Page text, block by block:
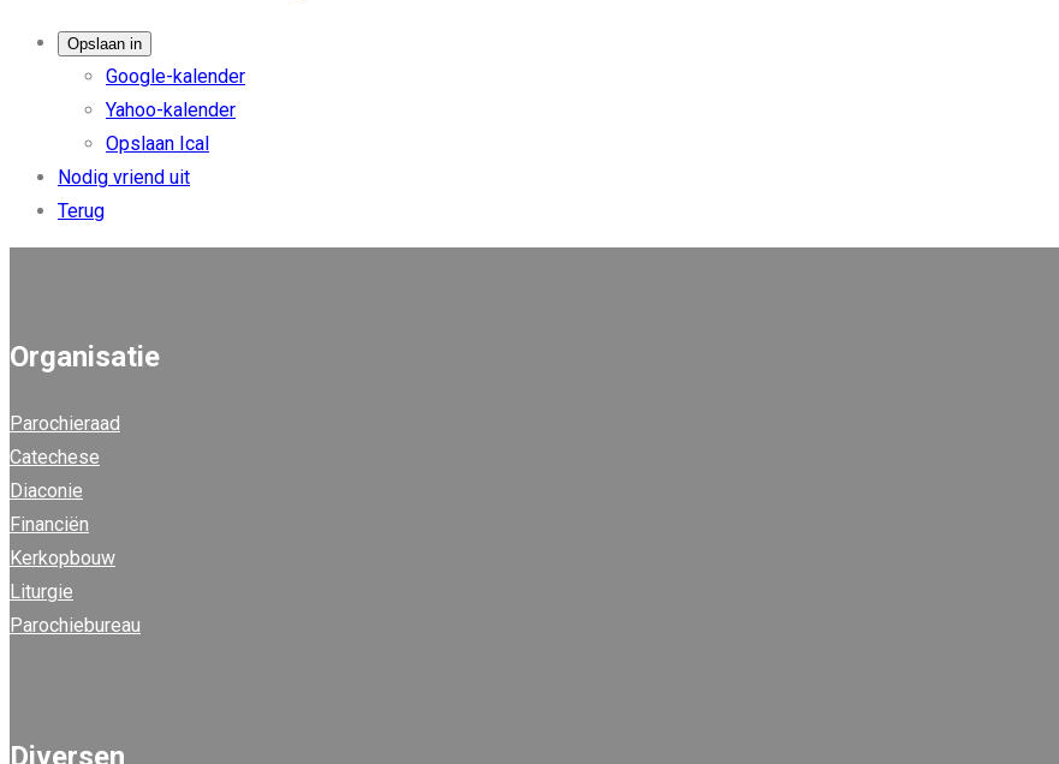
Opslaan in
Google-kalender
Yahoo-kalender
Opslaan Ical
Nodig vriend uit
Terug
Organisatie
Parochieraad
Catechese
Diaconie
Financiën
Kerkopbouw
Liturgie
Parochiebureau
Diversen